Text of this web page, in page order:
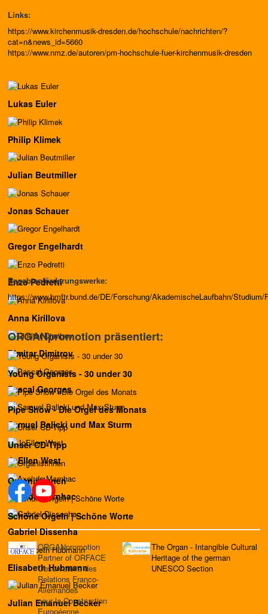
Links:
https://www.kirchenmusik-dresden.de/hochschule/nachrichten/?
cat=n&news_id=5660
https://www.nmz.de/autoren/pm-hochschule-fuer-kirchenmusik-dresden
Lukas Euler
Philip Klimek
Julian Beutmiller
Jonas Schauer
Gregor Engelhardt
Enzo Pedretti
Anna Kirillova
Dimitar Dimitrov
Pascal Georges
Samuel Balicki und Max Sturm
JoEllen West
Axel de Marnhac
Gabriel Dissenha
Elisabeth Hubmann
Julian Emanuel Becker
Begabtenförderungswerke:
https://www.bmftr.bund.de/DE/Forschung/AkademischeLaufbahn/
ORGANpromotion präsentiert:
Young Organists - 30 under 30
Pipe Show - Die Orgel des Monats
Unser CD-Tipp
Organistinnen
Schöne Orgeln | Schöne Worte
ORGANpromotion
Partner of ORFACE
Observatoire des
Relations Franco-
Allemandes
pour la Construction
Européenne
The Organ - Intangible Cultural
Heritage of the german
UNESCO Section